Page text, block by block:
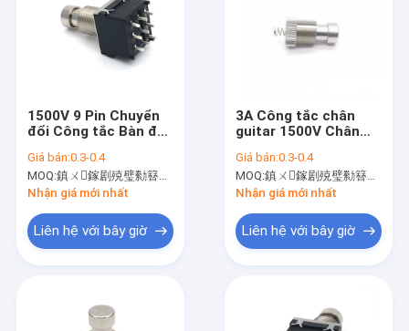
Sản phẩm
1500V 9 Pin Chuyển
đổi Công tắc Bàn đạp
xử lý Guitar
Giá bán:0.3-0.4
MOQ:鎮ㄨ鎵剧殑璧勬簮宸茶鍒犻櫎銆佸凡鏇村悕鎴栨殏鏃朵笉鍙敤銆
Nhận giá mới nhất
Liên hệ với bây giờ
3A Công tắc chân
guitar 1500V Chân
kỳ
Giá bán:0.3-0.4
MOQ:鎮ㄨ鎵剧殑璧勬簮宸茶鍒犻櫎銆佸凡鏇村悕鎴栨殏鏃朵笉鍙敤銆
Nhận giá mới nhất
Liên hệ với bây giờ